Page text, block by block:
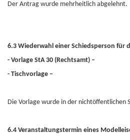
Der Antrag wurde mehrheitlich abgelehnt.
6.3 Wiederwahl einer Schiedsperson für
- Vorlage StA 30 (Rechtsamt) –
- Tischvorlage –
Die Vorlage wurde in der nichtöffentlichen
6.4 Veranstaltungstermin eines